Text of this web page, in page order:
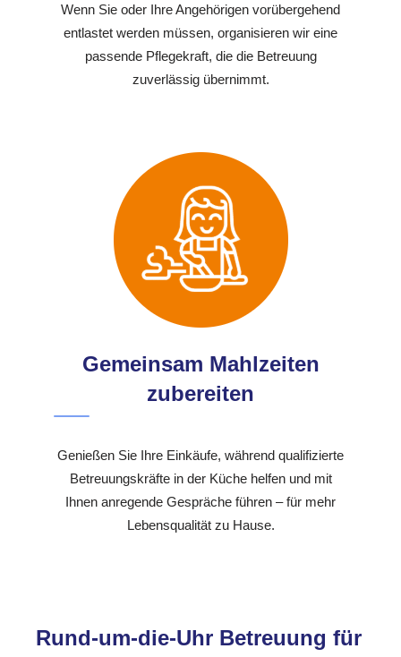
Wenn Sie oder Ihre Angehörigen vorübergehend
entlastet werden müssen, organisieren wir eine
passende Pflegekraft, die die Betreuung
zuverlässig übernimmt.
Gemeinsam Mahlzeiten
zubereiten
Genießen Sie Ihre Einkäufe, während qualifizierte
Betreuungskräfte in der Küche helfen und mit
Ihnen anregende Gespräche führen – für mehr
Lebensqualität zu Hause.
Rund-um-die-Uhr Betreuung für